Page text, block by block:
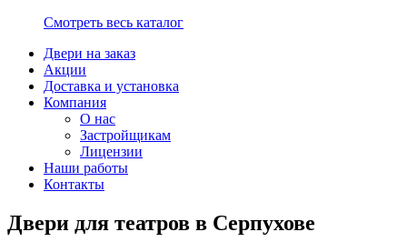
Смотреть весь каталог
Двери на заказ
Акции
Доставка и установка
Компания
О нас
Застройщикам
Лицензии
Наши работы
Контакты
Двери для театров в Серпухове